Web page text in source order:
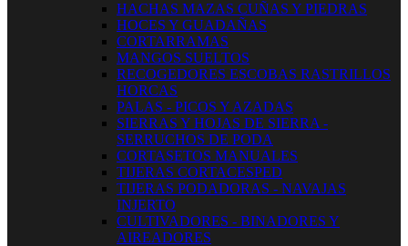
HACHAS MAZAS CUÑAS Y PIEDRAS
HOCES Y GUADAÑAS
CORTARRAMAS
MANGOS SUELTOS
RECOGEDORES ESCOBAS RASTRILLOS
HORCAS
PALAS - PICOS Y AZADAS
SIERRAS Y HOJAS DE SIERRA -
SERRUCHOS DE PODA
CORTASETOS MANUALES
TIJERAS CORTACESPED
TIJERAS PODADORAS - NAVAJAS
INJERTO
CULTIVADORES - BINADORES Y
AIREADORES